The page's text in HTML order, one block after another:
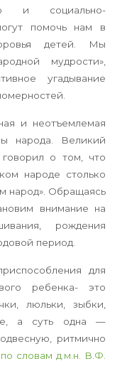
и социально-
помочь нам в
детей. Мы
мудрости»,
угадывание
и неотъем­лемая
народа. Великий
о том, что
народе столько
народ». Обращаясь
внимание на
рождения
период.
для
ребенка- это
люльки, зыбки,
а суть одна —
ритмично
по словам д.м.н. В.Ф.